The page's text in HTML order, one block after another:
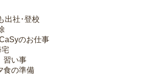
出社･登校
のお仕事
習い事
の準備